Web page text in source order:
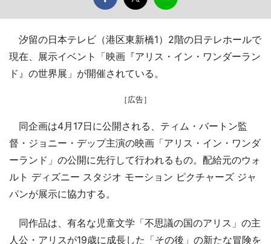
汐留の日本テレビ（港区東新橋1）2階の日テレホールで
現在、展示イベント「映画『アリス・イン・ワンダーラン
ド』の世界展」が開催されている。
［広告］
同企画は4月17日に公開される、ティム・バートン監
督・ジョニー・デップ主演の映画「アリス・イン・ワンダ
ーランド」の公開に先行して行われるもの。配給元のウォ
ルト ディズニー スタジオ モーション ピクチャーズ ジャ
パンが展示に協力する。
同作品は、有名な児童文学「不思議の国のアリス」の主
人公・アリスが19歳に成長した「その後」の新たな冒険を